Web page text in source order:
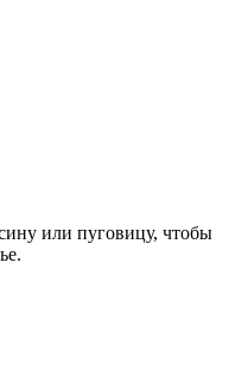
или пуговицу, чтобы